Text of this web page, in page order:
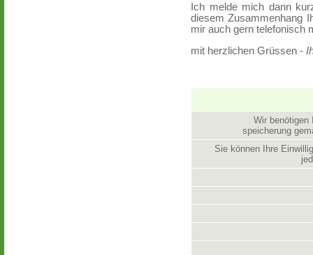
Ich melde mich dann
diesem Zusammenhang
mir auch gern telefonisch
mit herzlichen Grüssen -
Wir benötigen
speicherung
Sie können Ihre